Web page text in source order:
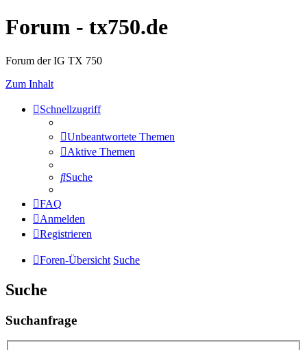
Forum - tx750.de
Forum der IG TX 750
Zum Inhalt
Schnellzugriff
Unbeantwortete Themen
Aktive Themen
Suche
FAQ
Anmelden
Registrieren
Foren-Übersicht Suche
Suche
Suchanfrage